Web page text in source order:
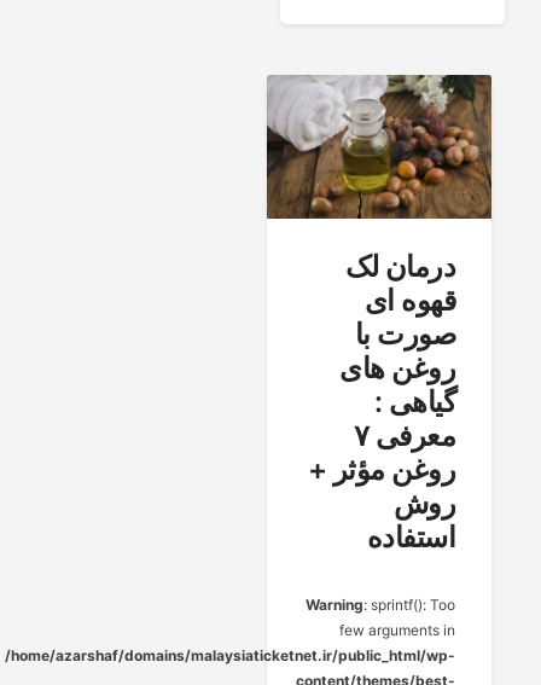
درمان لک
قهوه ای
صورت با
روغن های
گیاهی :
معرفی ۷
روغن مؤثر +
روش
استفاده
Warning: sprintf(): Too
few arguments in
/home/azarshaf/domains/malaysiaticketnet.ir/public_html/wp-
content/themes/best-